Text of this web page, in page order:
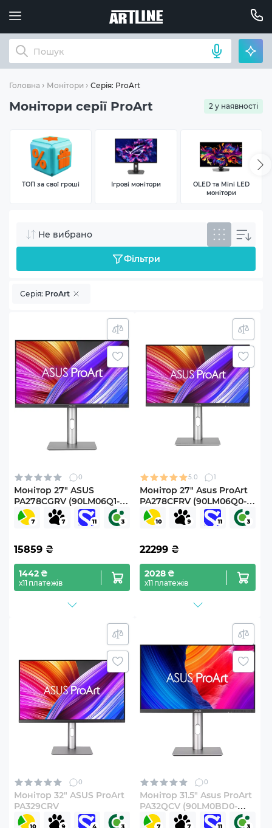
Головна Монітори Серія: ProArt
Монітори серії ProArt 2 у наявності
ТОП за свої гроші Ігрові монітори
OLED та Mini LED
монітори
Не вибрано
Фільтри
Серія: ProArt
0
Монітор 27" ASUS
PA278CGRV (90LM06Q1-
B01K71)
15859 ₴
1442 ₴
х11 платежів
5.0 1
Монітор 27" Asus ProArt
PA278CFRV (90LM06Q0-
B01M70)
22299 ₴
2028 ₴
х11 платежів
0
Монітор 32" ASUS ProArt
PA329CRV
0
Монітор 31.5" Asus ProArt
PA32QCV (90LM0BD0-
B01K71)